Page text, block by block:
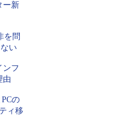
ー新
を問
い
ンフ
由
の
ィ移